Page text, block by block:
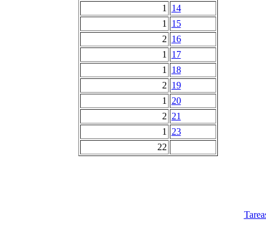
1
14
1
15
2 16
1
17
1
18
2 19
1
20
2 21
1
23
22